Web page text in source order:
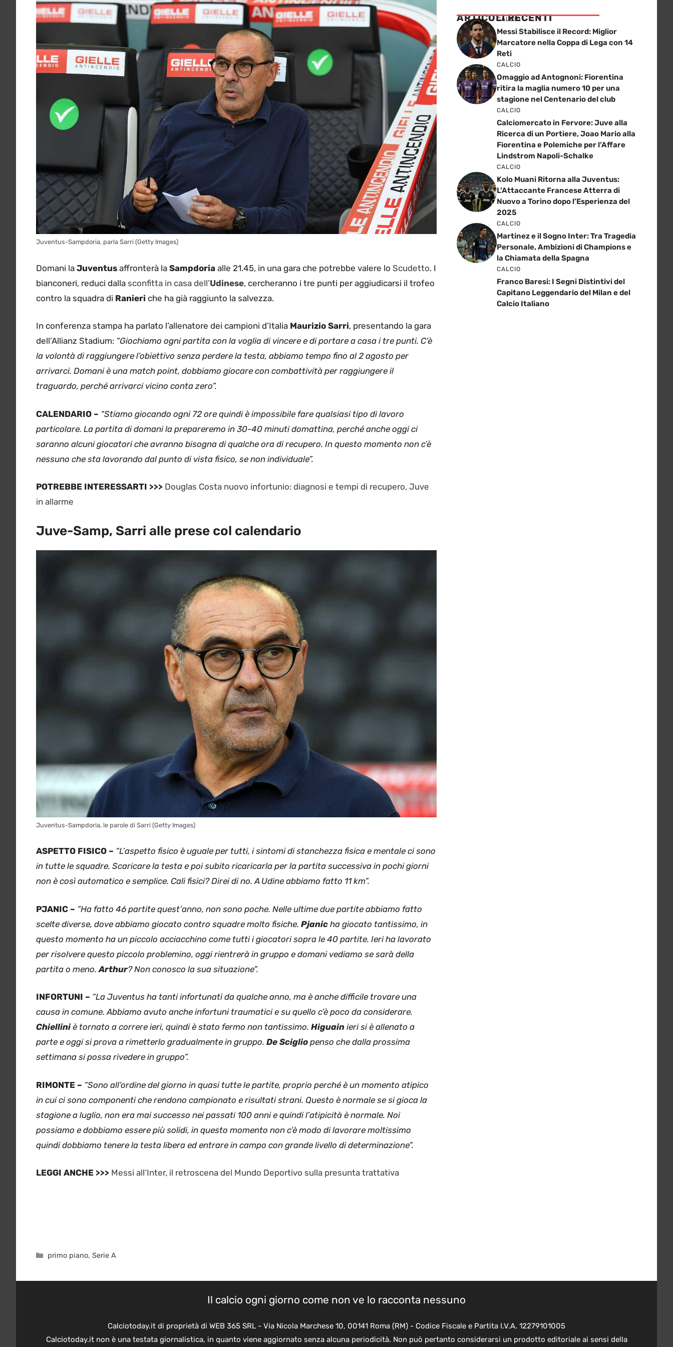
Juventus-Sampdoria, parla Sarri (Getty Images)
Domani la Juventus affronterà la Sampdoria alle 21.45, in una gara che potrebbe valere lo Scudetto. I
bianconeri, reduci dalla sconfitta in casa dell’Udinese, cercheranno i tre punti per aggiudicarsi il trofeo
contro la squadra di Ranieri che ha già raggiunto la salvezza.
In conferenza stampa ha parlato l’allenatore dei campioni d’Italia Maurizio Sarri, presentando la gara
dell’Allianz Stadium: “Giochiamo ogni partita con la voglia di vincere e di portare a casa i tre punti. C’è
la volontà di raggiungere l’obiettivo senza perdere la testa, abbiamo tempo fino al 2 agosto per
arrivarci. Domani è una match point, dobbiamo giocare con combattività per raggiungere il
traguardo, perché arrivarci vicino conta zero”.
CALENDARIO – “Stiamo giocando ogni 72 ore quindi è impossibile fare qualsiasi tipo di lavoro
particolare. La partita di domani la prepareremo in 30-40 minuti domattina, perché anche oggi ci
saranno alcuni giocatori che avranno bisogna di qualche ora di recupero. In questo momento non c’è
nessuno che sta lavorando dal punto di vista fisico, se non individuale”.
POTREBBE INTERESSARTI >>> Douglas Costa nuovo infortunio: diagnosi e tempi di recupero, Juve
in allarme
Juve-Samp, Sarri alle prese col calendario
Juventus-Sampdoria, le parole di Sarri (Getty Images)
ASPETTO FISICO – “L’aspetto fisico è uguale per tutti, i sintomi di stanchezza fisica e mentale ci sono
in tutte le squadre. Scaricare la testa e poi subito ricaricarla per la partita successiva in pochi giorni
non è così automatico e semplice. Cali fisici? Direi di no. A Udine abbiamo fatto 11 km”.
PJANIC – “Ha fatto 46 partite quest’anno, non sono poche. Nelle ultime due partite abbiamo fatto
scelte diverse, dove abbiamo giocato contro squadre molto fisiche. Pjanic ha giocato tantissimo, in
questo momento ha un piccolo acciacchino come tutti i giocatori sopra le 40 partite. Ieri ha lavorato
per risolvere questo piccolo problemino, oggi rientrerà in gruppo e domani vediamo se sarà della
partita o meno.Arthur? Non conosco la sua situazione”.
INFORTUNI – “La Juventus ha tanti infortunati da qualche anno, ma è anche difficile trovare una
causa in comune. Abbiamo avuto anche infortuni traumatici e su quello c’è poco da considerare.
Chielliniè tornato a correre ieri, quindi è stato fermo non tantissimo. Higuain ieri si è allenato a
parte e oggi si prova a rimetterlo gradualmente in gruppo. De Sciglio penso che dalla prossima
settimana si possa rivedere in gruppo”.
RIMONTE – “Sono all’ordine del giorno in quasi tutte le partite, proprio perché è un momento atipico
in cui ci sono componenti che rendono campionato e risultati strani. Questo è normale se si gioca la
stagione a luglio, non era mai successo nei passati 100 anni e quindi l’atipicità è normale. Noi
possiamo e dobbiamo essere più solidi, in questo momento non c’è modo di lavorare moltissimo
quindi dobbiamo tenere la testa libera ed entrare in campo con grande livello di determinazione”.
LEGGI ANCHE >>> Messi all’Inter, il retroscena del Mundo Deportivo sulla presunta trattativa
Categorie
primo piano,Serie A
ARTICOLI RECENTI
CALCIO
Messi Stabilisce il Record: Miglior
Marcatore nella Coppa di Lega con 14
Reti
CALCIO
Omaggio ad Antognoni: Fiorentina
ritira la maglia numero 10 per una
stagione nel Centenario del club
CALCIO
Calciomercato in Fervore: Juve alla
Ricerca di un Portiere, Joao Mario alla
Fiorentina e Polemiche per l’Affare
Lindstrom Napoli-Schalke
CALCIO
Kolo Muani Ritorna alla Juventus:
L’Attaccante Francese Atterra di
Nuovo a Torino dopo l’Esperienza del
2025
CALCIO
Martinez e il Sogno Inter: Tra Tragedia
Personale, Ambizioni di Champions e
la Chiamata della Spagna
CALCIO
Franco Baresi: I Segni Distintivi del
Capitano Leggendario del Milan e del
Calcio Italiano
Il calcio ogni giorno come non ve lo racconta nessuno
Calciotoday.it di proprietà di WEB 365 SRL - Via Nicola Marchese 10, 00141 Roma (RM) - Codice Fiscale e Partita I.V.A. 12279101005
Calciotoday.it non è una testata giornalistica, in quanto viene aggiornato senza alcuna periodicità. Non può pertanto considerarsi un prodotto editoriale ai sensi della